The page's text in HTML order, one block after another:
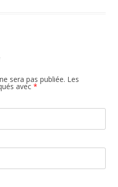
sera pas publiée. Les
avec *